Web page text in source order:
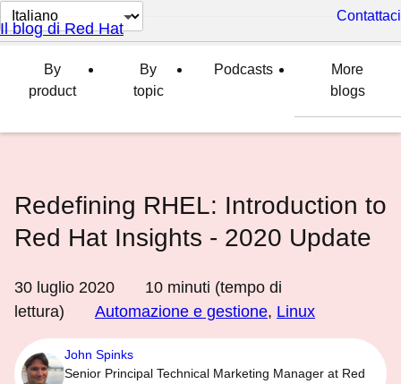
Cambia
lingua
Contattaci
Il blog di Red Hat
By
product
By
topic
Podcasts
More
blogs
Redefining RHEL: Introduction to
Red Hat Insights - 2020 Update
30 luglio 2020 10 minuti (tempo di
lettura)
Automazione e gestione, Linux
John Spinks
Senior Principal Technical Marketing Manager at Red